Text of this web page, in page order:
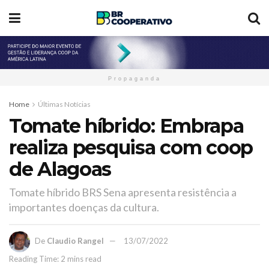
Propaganda
Home Últimas Notícias
Tomate híbrido: Embrapa
realiza pesquisa com coop
de Alagoas
Tomate híbrido BRS Sena apresenta resistência a
importantes doenças da cultura.
De Claudio Rangel
13/07/2022
Reading Time: 2 mins read